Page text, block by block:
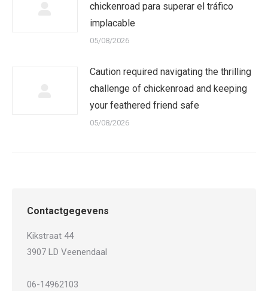
chickenroad para superar el tráfico
implacable
05/08/2026
Caution required navigating the thrilling
challenge of chickenroad and keeping
your feathered friend safe
05/08/2026
Contactgegevens
Kikstraat 44
3907 LD Veenendaal
06-14962103